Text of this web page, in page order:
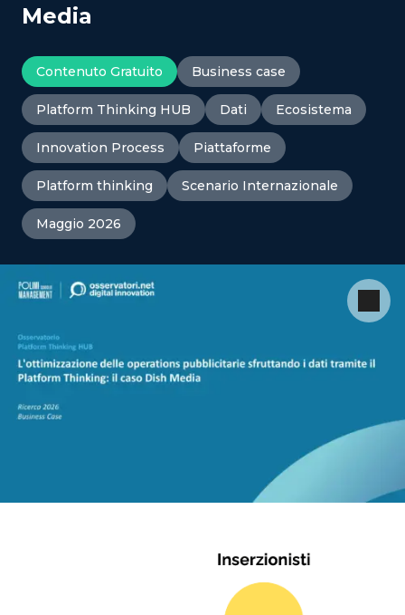
Media
Contenuto Gratuito Business case
Platform Thinking HUB Dati Ecosistema
Innovation Process Piattaforme
Platform thinking Scenario Internazionale
Maggio 2026